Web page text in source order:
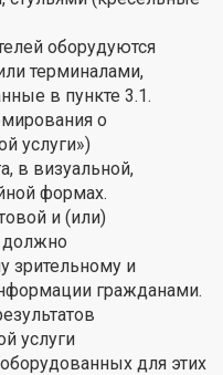
оборудуются
терминалами,
в пункте 3.1.
о
услуги»)
в визуальной,
формах.
и (или)
зрительному и
гражданами.
услуги
для этих